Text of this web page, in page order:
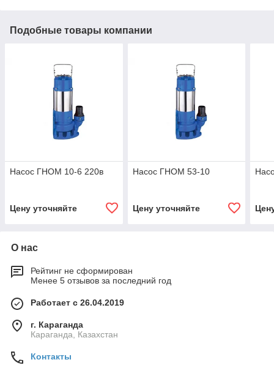
Подобные товары компании
Насос ГНОМ 10-6 220в
Цену уточняйте
Насос ГНОМ 53-10
Цену уточняйте
О нас
Рейтинг не сформирован
Менее 5 отзывов за последний год
Работает с 26.04.2019
г. Караганда
Караганда, Казахстан
Контакты